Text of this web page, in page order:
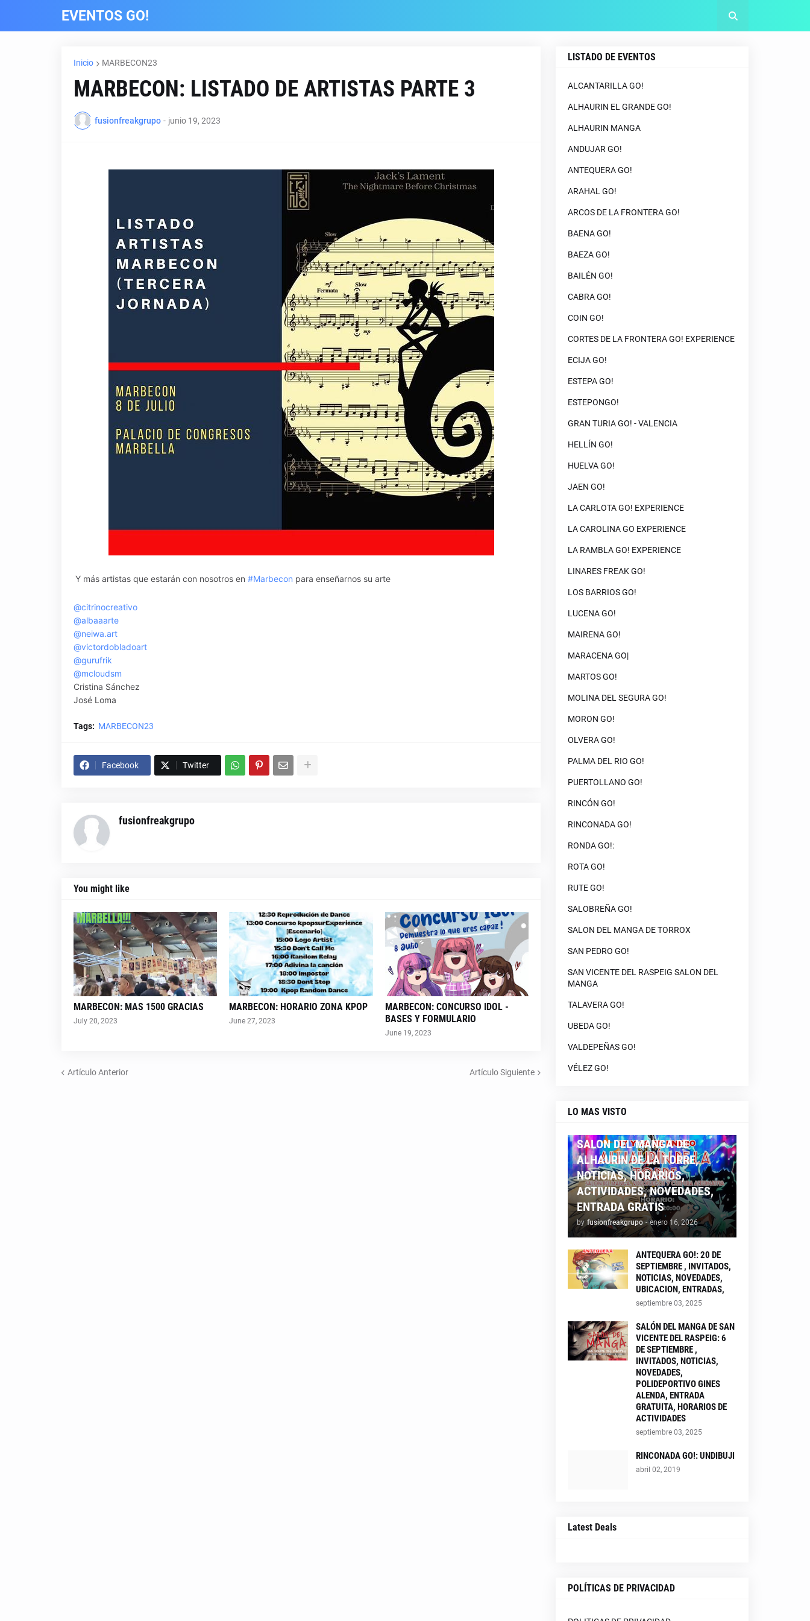
EVENTOS GO!
Inicio MARBECON23
MARBECON: LISTADO DE ARTISTAS PARTE 3
fusionfreakgrupo - junio 19, 2023
Y más artistas que estarán con nosotros en #Marbecon para enseñarnos su arte
@citrinocreativo
@albaaarte
@neiwa.art
@victordobladoart
@gurufrik
@mcloudsm
Cristina Sánchez
José Loma
Tags: MARBECON23
Facebook Twitter
fusionfreakgrupo
You might like
MARBECON: MAS 1500 GRACIAS
July 20, 2023
MARBECON: HORARIO ZONA KPOP
June 27, 2023
MARBECON: CONCURSO IDOL -
BASES Y FORMULARIO
June 19, 2023
Artículo Anterior Artículo Siguiente
LISTADO DE EVENTOS
ALCANTARILLA GO!
ALHAURIN EL GRANDE GO!
ALHAURIN MANGA
ANDUJAR GO!
ANTEQUERA GO!
ARAHAL GO!
ARCOS DE LA FRONTERA GO!
BAENA GO!
BAEZA GO!
BAILÉN GO!
CABRA GO!
COIN GO!
CORTES DE LA FRONTERA GO! EXPERIENCE
ECIJA GO!
ESTEPA GO!
ESTEPONGO!
GRAN TURIA GO! - VALENCIA
HELLÍN GO!
HUELVA GO!
JAEN GO!
LA CARLOTA GO! EXPERIENCE
LA CAROLINA GO EXPERIENCE
LA RAMBLA GO! EXPERIENCE
LINARES FREAK GO!
LOS BARRIOS GO!
LUCENA GO!
MAIRENA GO!
MARACENA GO|
MARTOS GO!
MOLINA DEL SEGURA GO!
MORON GO!
OLVERA GO!
PALMA DEL RIO GO!
PUERTOLLANO GO!
RINCÓN GO!
RINCONADA GO!
RONDA GO!:
ROTA GO!
RUTE GO!
SALOBREÑA GO!
SALON DEL MANGA DE TORROX
SAN PEDRO GO!
SAN VICENTE DEL RASPEIG SALON DEL
MANGA
TALAVERA GO!
UBEDA GO!
VALDEPEÑAS GO!
VÉLEZ GO!
LO MAS VISTO
SALON DEL MANGA DE
ALHAURIN DE LA TORRE,
NOTICIAS, HORARIOS,
ACTIVIDADES, NOVEDADES,
ENTRADA GRATIS
by fusionfreakgrupo - enero 16, 2026
ANTEQUERA GO!: 20 DE
SEPTIEMBRE , INVITADOS,
NOTICIAS, NOVEDADES,
UBICACION, ENTRADAS,
septiembre 03, 2025
SALÓN DEL MANGA DE SAN
VICENTE DEL RASPEIG: 6
DE SEPTIEMBRE ,
INVITADOS, NOTICIAS,
NOVEDADES,
POLIDEPORTIVO GINES
ALENDA, ENTRADA
GRATUITA, HORARIOS DE
ACTIVIDADES
septiembre 03, 2025
RINCONADA GO!: UNDIBUJI
abril 02, 2019
Latest Deals
POLÍTICAS DE PRIVACIDAD